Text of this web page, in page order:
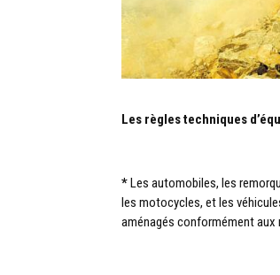
Les règles techniques
*Les automobiles, les
les motocycles, et les
aménagés conformément aux